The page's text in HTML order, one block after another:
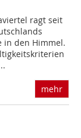
ragt seit
in den Himmel.
mehr